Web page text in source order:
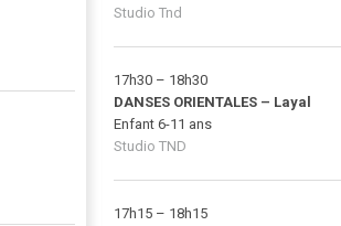
Studio Tnd
17h30 – 18h30
DANSES ORIENTALES – Layal
Enfant 6-11 ans
Studio TND
17h15 – 18h15